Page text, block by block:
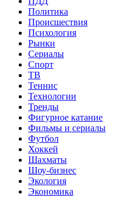
Политика
Происшествия
Психология
Рынки
Сериалы
Спорт
ТВ
Теннис
Технологии
Тренды
Фигурное катание
Фильмы и сериалы
Футбол
Хоккей
Шахматы
Шоу-бизнес
Экология
Экономика